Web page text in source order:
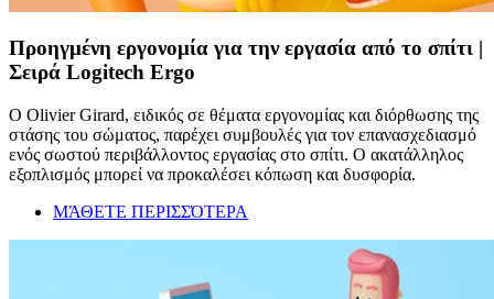
Προηγμένη εργονομία για την εργασία από το σπίτι |
Σειρά Logitech Ergo
Ο Olivier Girard, ειδικός σε θέματα εργονομίας και διόρθωσης της
στάσης του σώματος, παρέχει συμβουλές για τον επανασχεδιασμό
ενός σωστού περιβάλλοντος εργασίας στο σπίτι. Ο ακατάλληλος
εξοπλισμός μπορεί να προκαλέσει κόπωση και δυσφορία.
ΜΆΘΕΤΕ ΠΕΡΙΣΣΌΤΕΡΑ